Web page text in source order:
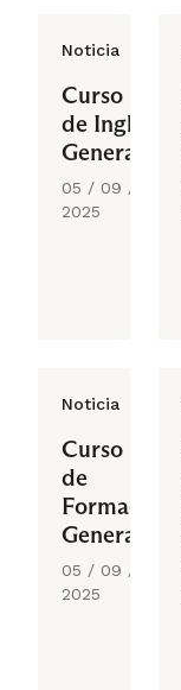
Noticia
Curso
de Inglés
General
05 / 09 /
2025
Noticia
Curso
de
Formación
General
05 / 09 /
2025